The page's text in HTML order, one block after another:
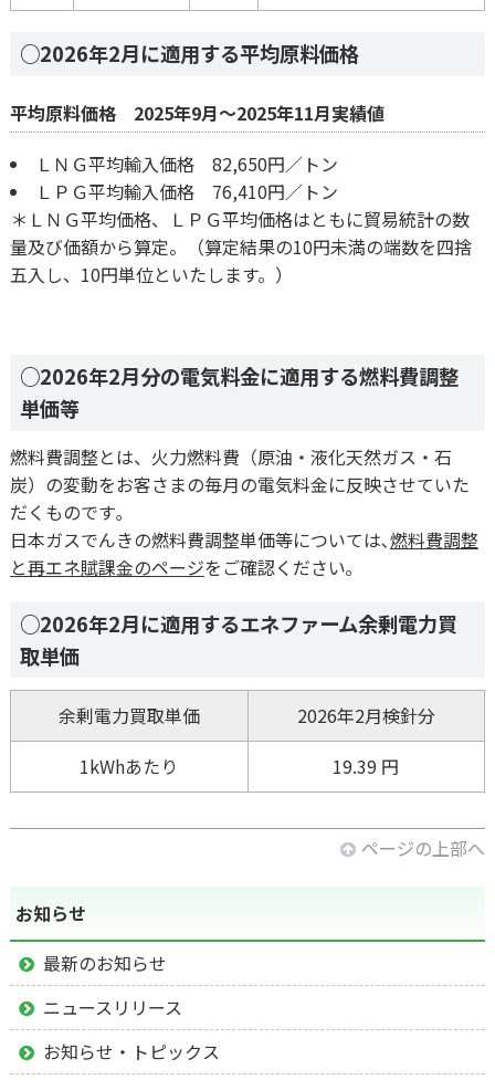
○2026年2月に適用する平均原料価格
平均原料価格 2025年9月～2025年11月実績値
ＬＮＧ平均輸入価格 82,650円／トン
ＬＰＧ平均輸入価格 76,410円／トン
＊ＬＮＧ平均価格、ＬＰＧ平均価格はともに貿易統計の数
量及び価額から算定。（算定結果の10円未満の端数を四捨
五入し、10円単位といたします。）
○2026年2月分の電気料金に適用する燃料費調整
単価等
燃料費調整とは、火力燃料費（原油・液化天然ガス・石
炭）の変動をお客さまの毎月の電気料金に反映させていた
だくものです｡
日本ガスでんきの燃料費調整単価等については､燃料費調整
と再エネ賦課金のページをご確認ください｡
○2026年2月に適用するエネファーム余剰電力買
取単価
余剰電力買取単価
2026年2月検針分
1kWhあたり
19.39 円
ページの上部へ
お知らせ
最新のお知らせ
ニュースリリース
お知らせ・トピックス